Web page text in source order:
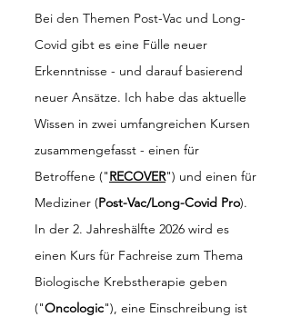
Bei den Themen Post-Vac und Long-
Covid gibt es eine Fülle neuer
Erkenntnisse - und darauf basierend
neuer Ansätze. Ich habe das aktuelle
Wissen in zwei umfangreichen Kursen
zusammengefasst - einen für
Betroffene ("RECOVER") und einen für
Mediziner (Post-Vac/Long-Covid Pro).
In der 2. Jahreshälfte 2026 wird es
einen Kurs für Fachreise zum Thema
Biologische Krebstherapie geben
("Oncologic"), eine Einschreibung ist